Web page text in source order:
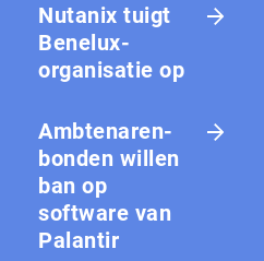
Nutanix tuigt
Benelux-
organisatie op
Amb­te­na­ren­
bon­den willen
ban op
software van
Palantir